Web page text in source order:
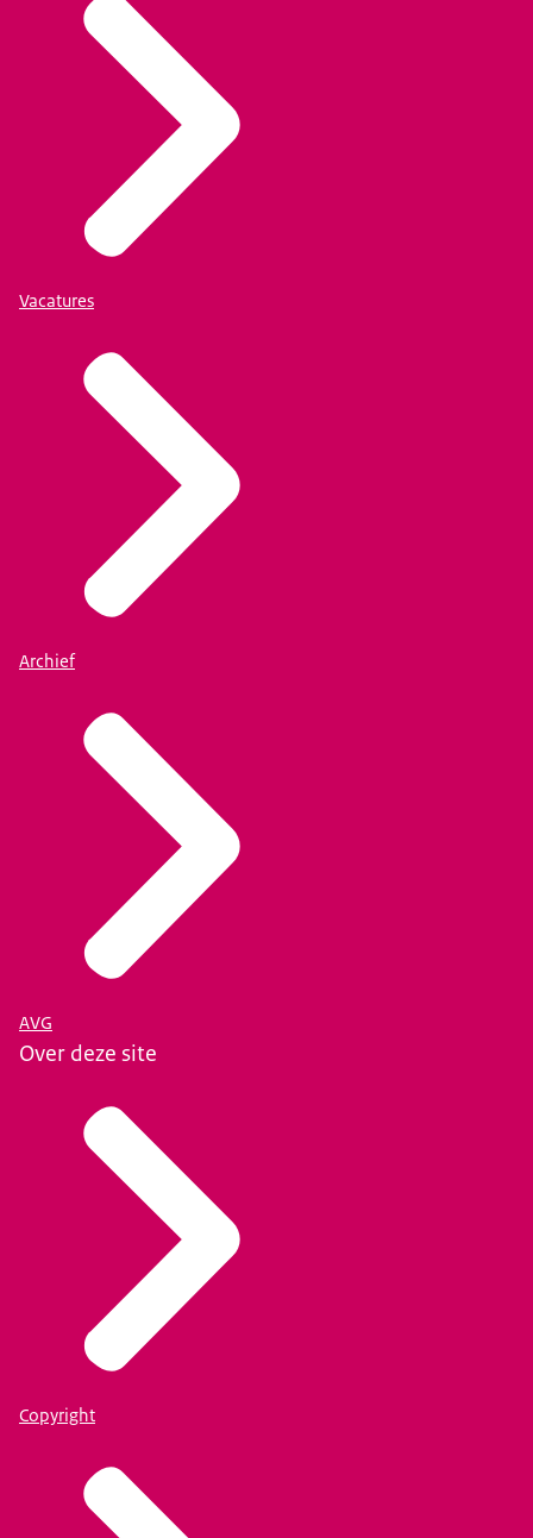
Vacatures
Archief
AVG
Over deze site
Copyright